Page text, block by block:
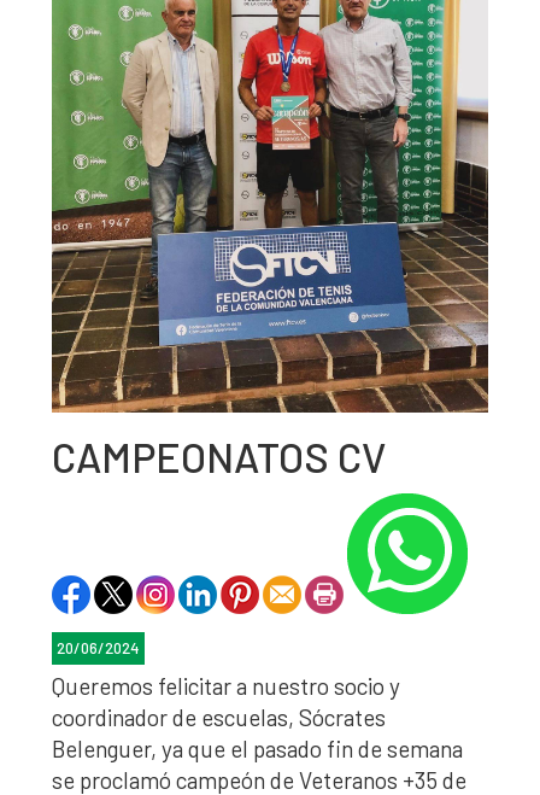
CAMPEONATOS CV
20/06/2024
Queremos felicitar a nuestro socio y
coordinador de escuelas, Sócrates
Belenguer, ya que el pasado fin de semana
se proclamó campeón de Veteranos +35 de